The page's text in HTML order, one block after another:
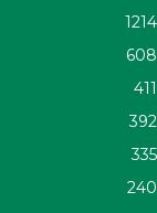
1214
608
411
392
335
240